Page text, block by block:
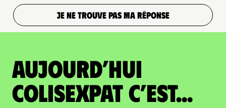
JE NE TROUVE PAS MA RÉPONSE
Aujourd’hui
colisexpat c’est...